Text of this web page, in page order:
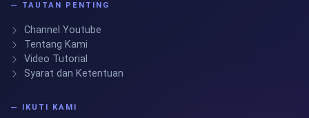
— TAUTAN PENTING
Channel Youtube
Tentang Kami
Video Tutorial
Syarat dan Ketentuan
— IKUTI KAMI